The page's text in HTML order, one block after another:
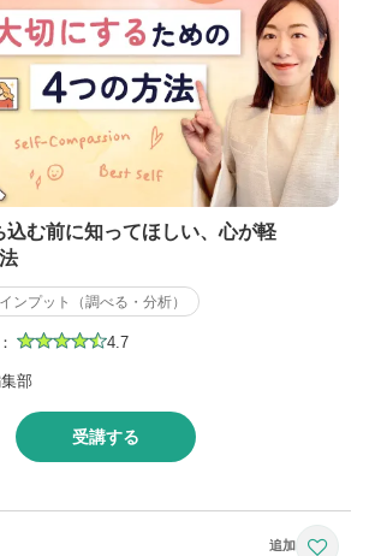
込む前に知ってほしい、心が軽
インプット（調べる・分析）
4.7
部
受講する